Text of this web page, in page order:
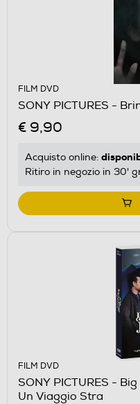
FILM DVD
SONY PICTURES -
€ 9,90
Acquisto online:
Ritiro in negozio in 30'
FILM DVD
SONY PICTURES -
Un Viaggio Stra